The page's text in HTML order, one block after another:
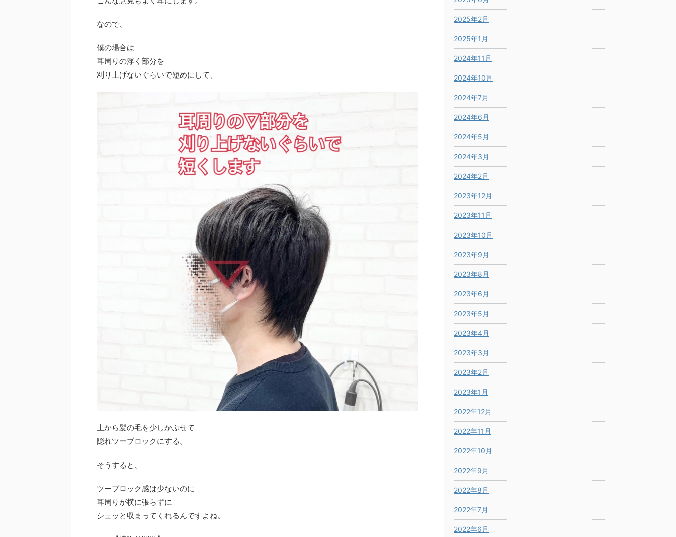
なので、
僕の場合は
耳周りの浮く部分を
刈り上げないぐらいで短めにして、
上から髪の毛を少しかぶせて
隠れツーブロックにする。
そうすると、
ツーブロック感は少ないのに
耳周りが横に張らずに
シュッと収まってくれるんですよね。
2025年2月
2025年1月
2024年11月
2024年10月
2024年7月
2024年6月
2024年5月
2024年3月
2024年2月
2023年12月
2023年11月
2023年10月
2023年9月
2023年8月
2023年6月
2023年5月
2023年4月
2023年3月
2023年2月
2023年1月
2022年12月
2022年11月
2022年10月
2022年9月
2022年8月
2022年7月
2022年6月